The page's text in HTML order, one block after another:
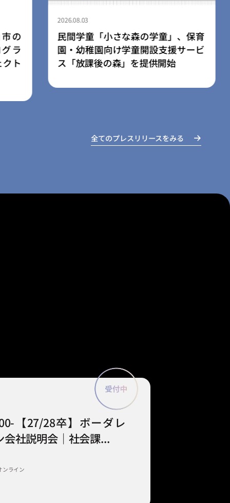
保育
ビ
2026.08.03
ライフスタイルブランド「LIB」、
広島空港店を8月3日にリニューアル
オープン
全てのプレスリリースをみる
【27/28卒】ボーダレ
会社説明会｜社会課...
ンライン